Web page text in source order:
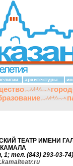
архитектуры
ТЕАТР ИМЕНИ
КАМАЛА
1; тел. (843) 293-03-74)